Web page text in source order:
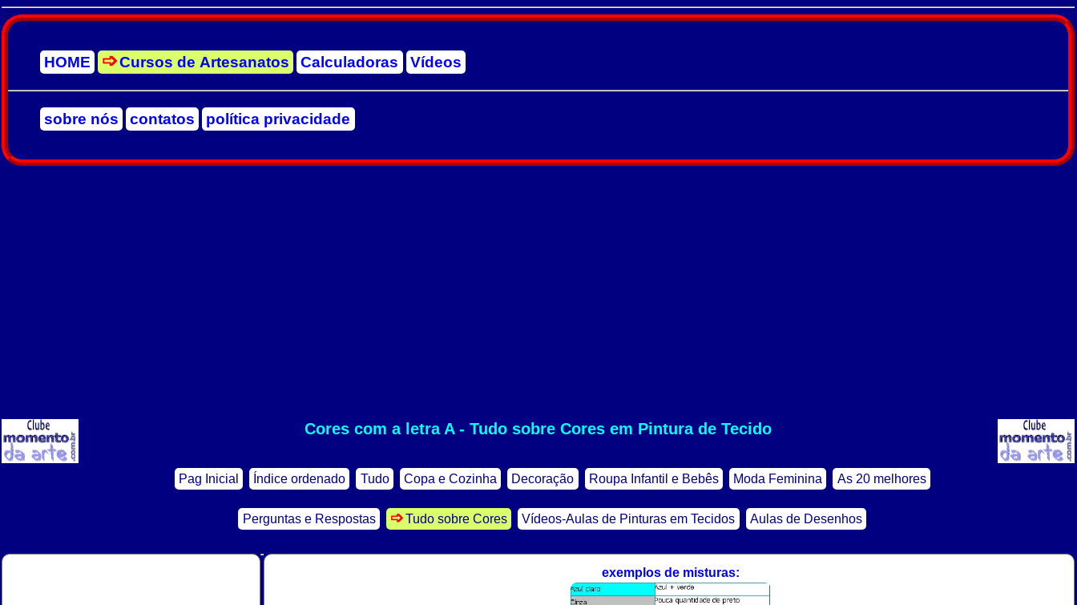
HOME Cursos de Artesanatos Calculadoras Vídeos
sobre nós contatos política privacidade
Cores com a letra A - Tudo sobre Cores em Pintura de Tecido
Pag Inicial Índice ordenado Tudo Copa e Cozinha Decoração Roupa Infantil e Bebês Moda Feminina As 20 melhores
Perguntas e Respostas Tudo sobre Cores Vídeos-Aulas de Pinturas em Tecidos Aulas de Desenhos
exemplos de misturas: